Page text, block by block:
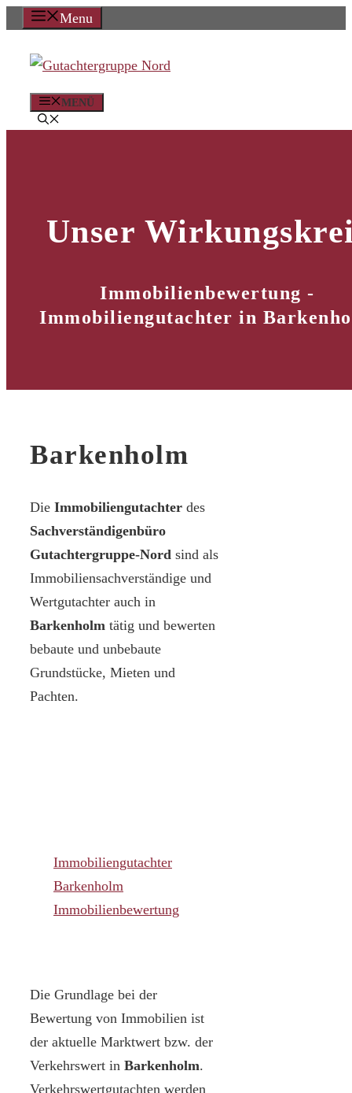
Zum
springen
Menu
MENÜ
Unser
Immobilienbewertung -
Immobiliengutachter in
Barkenholm
Die Immobiliengutachter des
Sachverständigenbüro
Gutachtergruppe-Nord sind als
Immobiliensachverständige und
Wertgutachter auch in
Barkenholm tätig und bewerten
bebaute und unbebaute
Grundstücke, Mieten und
Pachten.
Immobiliengutachter
Barkenholm
Immobilienbewertung
Die Grundlage bei der
Bewertung von Immobilien ist
der aktuelle Marktwert bzw. der
Verkehrswert in Barkenholm.
Verkehrswertgutachten werden